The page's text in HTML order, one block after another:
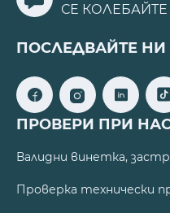
СЕ
ПОСЛЕДВАЙТЕ НИ
ПРОВЕРИ ПРИ
Валидни винетка,
Проверка технически